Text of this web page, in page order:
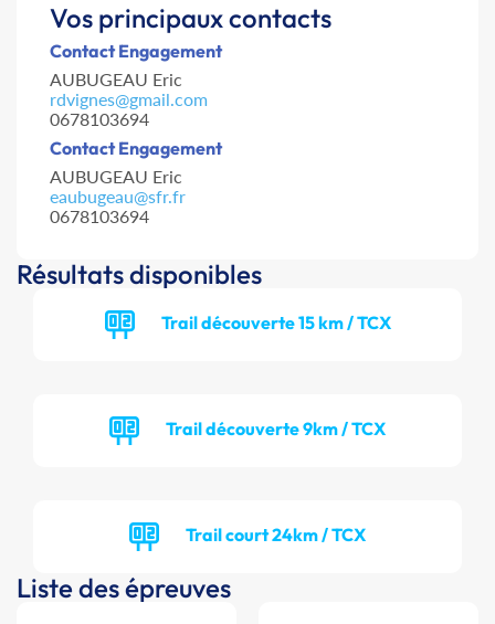
Vos principaux contacts
Contact Engagement
AUBUGEAU Eric
rdvignes@gmail.com
0678103694
Contact Engagement
AUBUGEAU Eric
eaubugeau@sfr.fr
0678103694
Résultats disponibles
Trail découverte 15 km / TCX
Trail découverte 9km / TCX
Trail court 24km / TCX
Liste des épreuves